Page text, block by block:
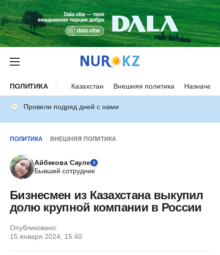
ПОЛИТИКА Казахстан Внешняя политика
Провели подряд дней с нами
ПОЛИТИКА ВНЕШНЯЯ ПОЛИТИКА
Айбекова Сауле
Бывший сотрудник
Бизнесмен из Казахстана выкупил
долю крупной компании в России
Опубликовано:
15 января 2024, 15:40